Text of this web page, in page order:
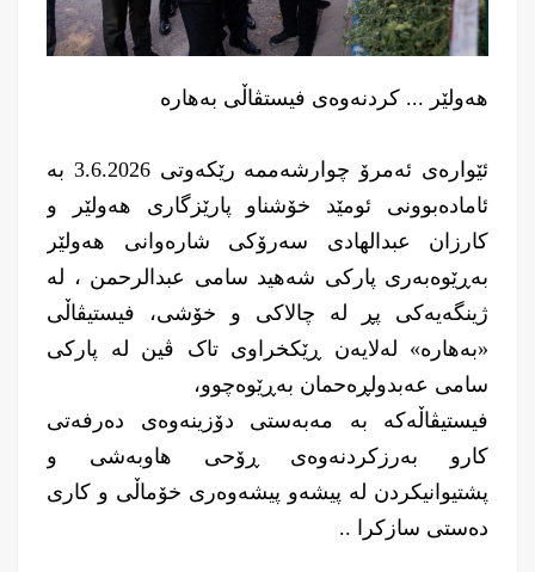
هه‌ولێر ... کردنەوەی فیستڤاڵی بەهارە
ئێواره‌ی ئه‌مرۆ چوارشه‌ممه‌ رێكه‌وتی 3.6.2026 به‌
ئاماده‌بوونی ئومێد خۆشناو پارێزگاری هه‌ولێر و
كارزان عبدالهادی سەرۆكی شارەوانی هەولێر
بەڕێوەبەری پاركی شەهید سامی عبدالرحمن ، لە
ژینگەیەکی پڕ لە چالاکی و خۆشی، فیستیڤاڵی
«بەهارە» لەلایەن ڕێکخراوی تاک ڤین لە پارکی
سامی عەبدولڕەحمان بەڕێوەچوو،
فیستیڤاڵەکە بە مەبەستی دۆزینه‌وه‌ی ده‌رفه‌تی
كارو بەرزکردنەوەی ڕۆحی هاوبەشی و
پشتیوانیکردن لە پیشه‌و پیشه‌وه‌ری خۆماڵی و كاری
ده‌ستی سازکرا ..